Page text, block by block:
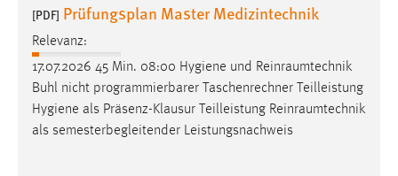
[PDF] Prüfungsplan Master Medizintechnik
Relevanz:
17.07.2026 45 Min. 08:00 Hygiene und Reinraumtechnik
Buhl nicht programmierbarer Taschenrechner Teilleistung
Hygiene als Präsenz-Klausur Teilleistung Reinraumtechnik
als semesterbegleitender Leistungsnachweis
STATISTIK
Statistik Cookies erfassen Informationen anonym.
Diese Informationen helfen uns zu verstehen, wie
unsere Besucher unsere Website nutzen.